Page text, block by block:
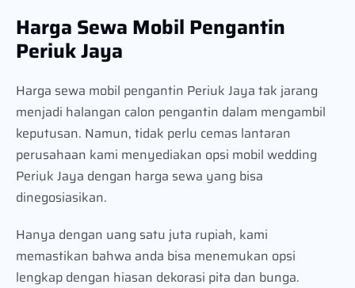
Harga Sewa Mobil Pengantin
Periuk Jaya
Harga sewa mobil pengantin Periuk Jaya tak jarang
menjadi halangan calon pengantin dalam mengambil
keputusan. Namun, tidak perlu cemas lantaran
perusahaan kami menyediakan opsi mobil wedding
Periuk Jaya dengan harga sewa yang bisa
dinegosiasikan.
Hanya dengan uang satu juta rupiah, kami
memastikan bahwa anda bisa menemukan opsi
lengkap dengan hiasan dekorasi pita dan bunga.